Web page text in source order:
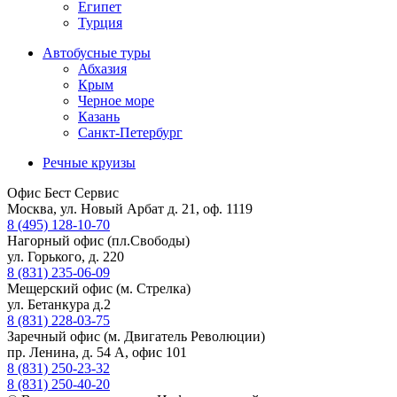
Египет
Турция
Автобусные туры
Абхазия
Крым
Черное море
Казань
Санкт-Петербург
Речные круизы
Офис Бест Сервис
Москва, ул. Новый Арбат д. 21, оф. 1119
8 (495) 128-10-70
Нагорный офис (пл.Свободы)
ул. Горького, д. 220
8 (831) 235-06-09
Мещерский офис (м. Стрелка)
ул. Бетанкура д.2
8 (831) 228-03-75
Заречный офис (м. Двигатель Революции)
пр. Ленина, д. 54 А, офис 101
8 (831) 250-23-32
8 (831) 250-40-20